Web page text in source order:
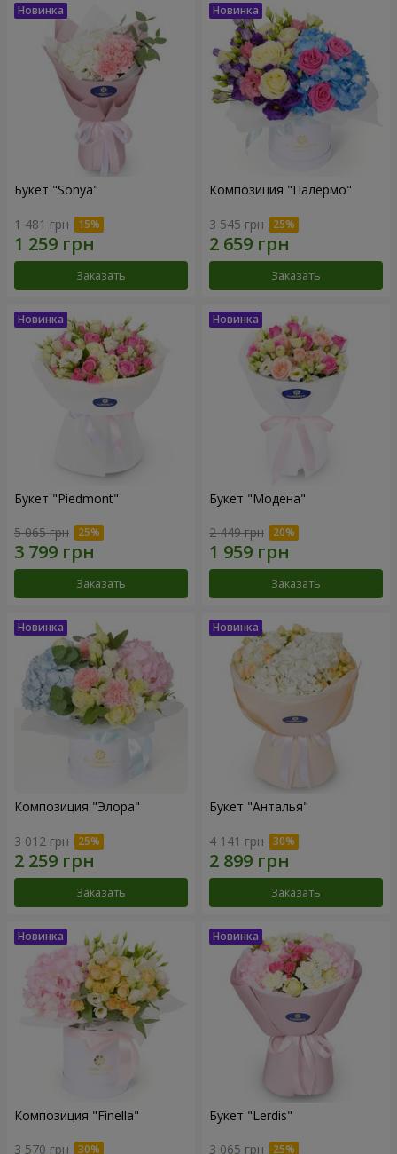
Букет "Sonya"
1 481 грн
Заказать
Композиция "Палермо"
3 545 грн
Заказать
Букет "Piedmont"
5 065 грн
Заказать
Букет "Модена"
2 449 грн
Заказать
Композиция "Элора"
3 012 грн
Заказать
Букет "Анталья"
4 141 грн
Заказать
Композиция "Finella"
3 570 грн
Букет "Lerdis"
3 065 грн